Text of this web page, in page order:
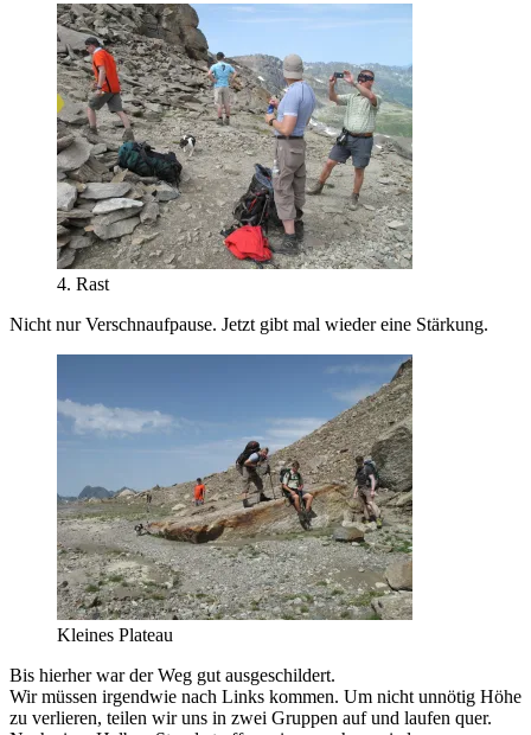
4. Rast
Nicht nur Verschnaufpause. Jetzt gibt mal wieder eine Stärkung.
Kleines Plateau
Bis hierher war der Weg gut ausgeschildert.
Wir müssen irgendwie nach Links kommen. Um nicht unnötig Höhe
zu verlieren, teilen wir uns in zwei Gruppen auf und laufen quer.